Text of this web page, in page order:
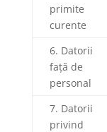
primite
curente
6. Datorii
față de
personal
7. Datorii
privind